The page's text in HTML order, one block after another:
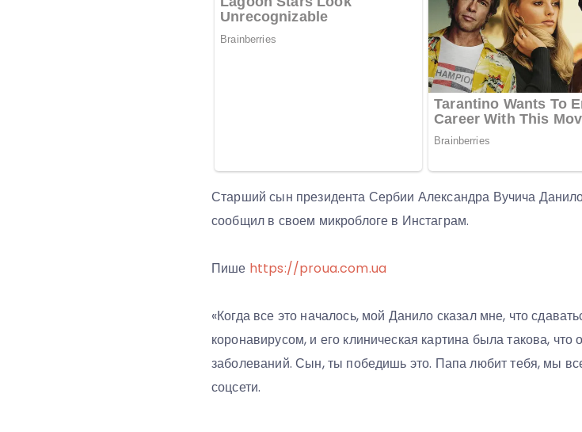
Старший сын президента Сербии Александра Вучича
сообщил в своем микроблоге в Инстаграм.
Пише https://proua.com.ua
«Когда все это началось, мой Данило сказал мне, что
коронавирусом, и его клиническая картина была такова,
заболеваний. Сын, ты победишь это. Папа любит тебя, мы
соцсети.